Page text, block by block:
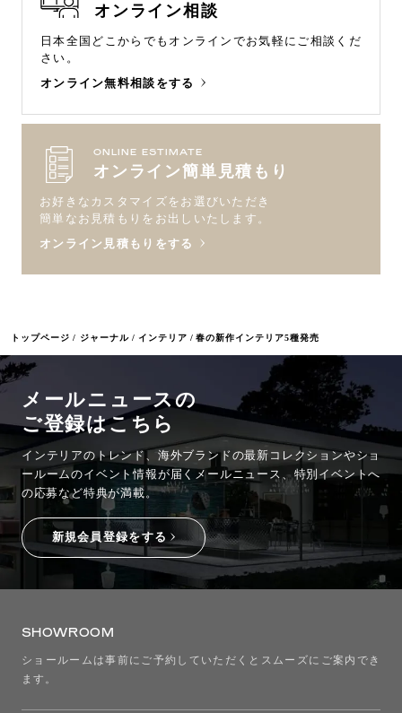
トップページ ジャーナル インテリア 春の新作インテリア5種発売
オンライン相談
日本全国どこからでもオンラインでお気軽にご相談くだ
さい。
オンライン無料相談をする
ONLINE ESTIMATE
オンライン簡単見積もり
お好きなカスタマイズをお選びいただき
簡単なお見積もりをお出しいたします。
オンライン見積もりをする
メールニュースの
ご登録はこちら
インテリアのトレンド、海外ブランドの最新コレクションやショ
ールームのイベント情報が 届くメールニュース、特別イベントへ
の応募など特典が満載。
新規会員登録をする
SHOWROOM
ショールームは事前にご予約していただくとスムーズにご案内でき
ます。